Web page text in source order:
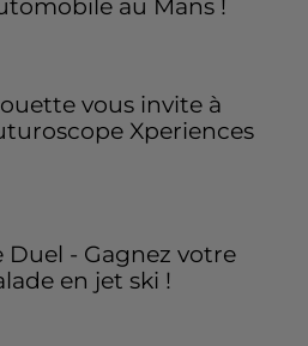
au Mans !
vous invite à
Xperiences
Duel - Gagnez votre
en jet ski !